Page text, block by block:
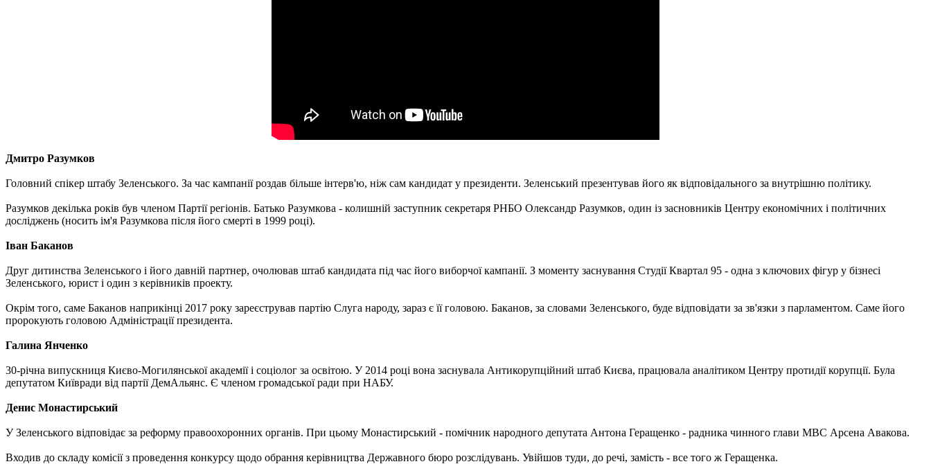
Дмитро Разумков
Головний спікер штабу Зеленського. За час кампанії роздав більше інтерв'ю, ніж сам кандидат у президенти. Зеленський презентував його як відповідального за внутрішню політику.
Разумков декілька років був членом Партії регіонів. Батько Разумкова - колишній заступник секретаря РНБО Олександр Разумков, один із засновників Центру економічних і політичних
досліджень (носить ім'я Разумкова після його смерті в 1999 році).
Іван Баканов
Друг дитинства Зеленського і його давній партнер, очолював штаб кандидата під час його виборчої кампанії. З моменту заснування Студії Квартал 95 - одна з ключових фігур у бізнесі
Зеленського, юрист і один з керівників проекту.
Окрім того, саме Баканов наприкінці 2017 року зареєстрував партію Слуга народу, зараз є її головою. Баканов, за словами Зеленського, буде відповідати за зв'язки з парламентом. Саме його
пророкують головою Адміністрації президента.
Галина Янченко
30-річна випускниця Києво-Могилянської академії і соціолог за освітою. У 2014 році вона заснувала Антикорупційний штаб Києва, працювала аналітиком Центру протидії корупції. Була
депутатом Київради від партії ДемАльянс. Є членом громадської ради при НАБУ.
Денис Монастирський
У Зеленського відповідає за реформу правоохоронних органів. При цьому Монастирський - помічник народного депутата Антона Геращенко - радника чинного глави МВС Арсена Авакова.
Входив до складу комісії з проведення конкурсу щодо обрання керівництва Державного бюро розслідувань. Увійшов туди, до речі, замість - все того ж Геращенка.